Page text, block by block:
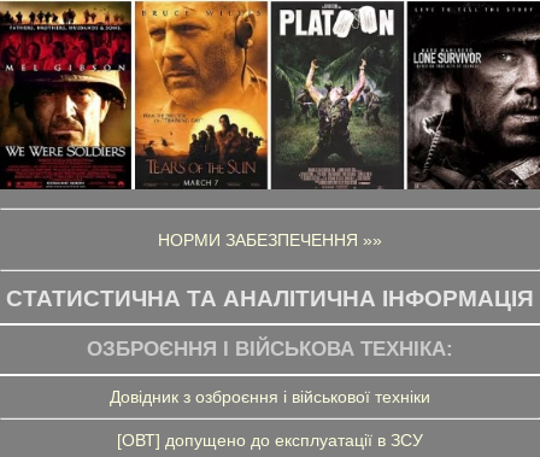
НОРМИ ЗАБЕЗПЕЧЕННЯ »»
СТАТИСТИЧНА ТА АНАЛІТИЧНА ІНФОРМАЦІЯ
ОЗБРОЄННЯ І ВІЙСЬКОВА ТЕХНІКА:
Довідник з озброєння і військової техніки
[ОВТ] допущено до експлуатації в ЗСУ